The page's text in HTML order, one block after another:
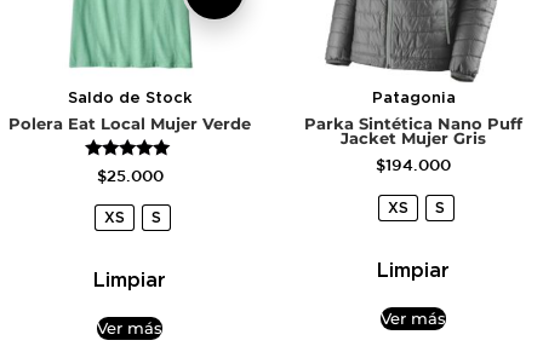
Saldo de Stock
Polera Eat Local Mujer Verde
Valorado
con
5.00
de 5
$25.000
XS S
Limpiar
Ver más
Patagonia
Parka Sintética Nano Puff
Jacket Mujer Gris
$194.000
XS S
Limpiar
Ver más